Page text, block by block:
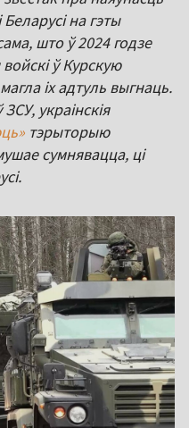
на гэты
што ў 2024 годзе
войскі ў Курскую
іх адтуль выгнаць.
украінскія
тэрыторыю
сумнявацца, ці